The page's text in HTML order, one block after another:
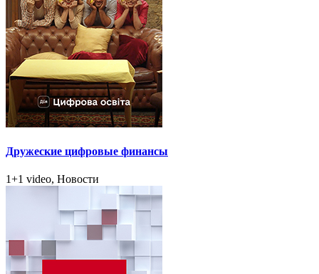
Дружеские цифровые финансы
1+1 video, Новости